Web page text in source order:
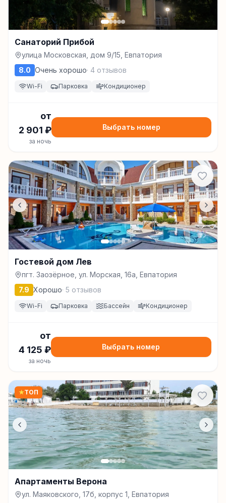
Санаторий Прибой
улица Московская, дом 9/15, Евпатория
8.0 Очень хорошо· 4 отзывов
Wi-Fi Парковка Кондиционер
от
2 901 ₽
за ночь
Выбрать номер
Гостевой дом Лев
пгт. Заозёрное, ул. Морская, 16a, Евпатория
7.9 Хорошо· 5 отзывов
Wi-Fi Парковка Бассейн Кондиционер
от
4 125 ₽
за ночь
Выбрать номер
★ТОП
Апартаменты Верона
ул. Маяковского, 17б, корпус 1, Евпатория